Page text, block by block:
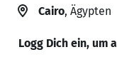
Cairo, Ägypten
Logg Dich ein, um